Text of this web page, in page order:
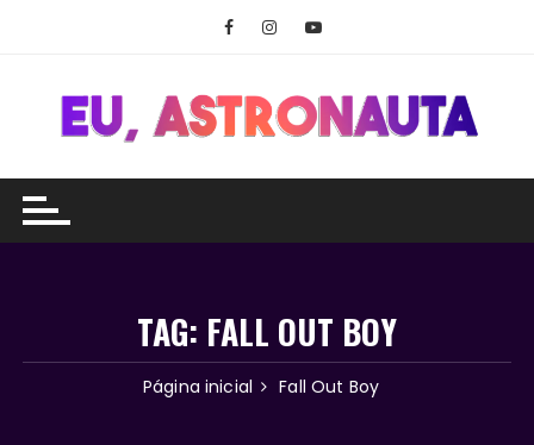
conteúdo
TAG: FALL OUT BOY
Página inicial Fall Out Boy